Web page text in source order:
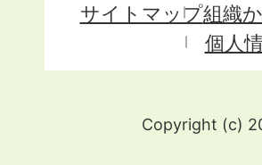
サイトマップ組織
個人
Copyright (c)